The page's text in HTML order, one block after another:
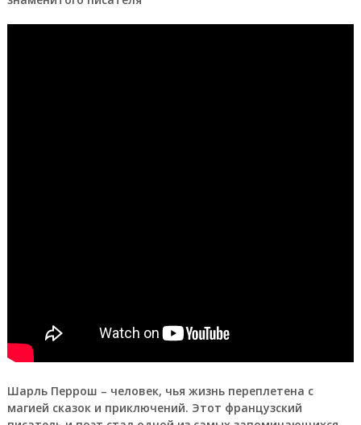
Шарль Перрош – человек, чья жизнь переплетена с
магией сказок и приключений. Этот французский